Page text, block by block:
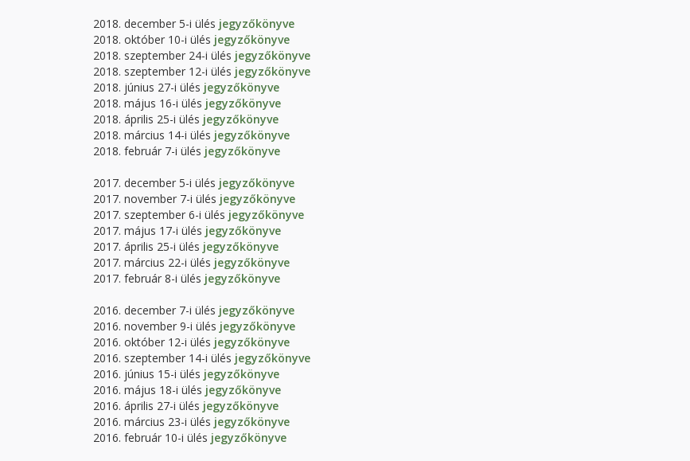
2018. december 5-i ülés jegyzőkönyve
2018. október 10-i ülés jegyzőkönyve
2018. szeptember 24-i ülés jegyzőkönyve
2018. szeptember 12-i ülés jegyzőkönyve
2018. június 27-i ülés jegyzőkönyve
2018. május 16-i ülés jegyzőkönyve
2018. április 25-i ülés jegyzőkönyve
2018. március 14-i ülés jegyzőkönyve
2018. február 7-i ülés jegyzőkönyve
2017. december 5-i ülés jegyzőkönyve
2017. november 7-i ülés jegyzőkönyve
2017. szeptember 6-i ülés jegyzőkönyve
2017. május 17-i ülés jegyzőkönyve
2017. április 25-i ülés jegyzőkönyve
2017. március 22-i ülés jegyzőkönyve
2017. február 8-i ülés jegyzőkönyve
2016. december 7-i ülés jegyzőkönyve
2016. november 9-i ülés jegyzőkönyve
2016. október 12-i ülés jegyzőkönyve
2016. szeptember 14-i ülés jegyzőkönyve
2016. június 15-i ülés jegyzőkönyve
2016. május 18-i ülés jegyzőkönyve
2016. április 27-i ülés jegyzőkönyve
2016. március 23-i ülés jegyzőkönyve
2016. február 10-i ülés jegyzőkönyve